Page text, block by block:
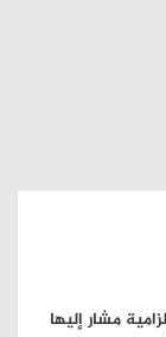
مشار إليها